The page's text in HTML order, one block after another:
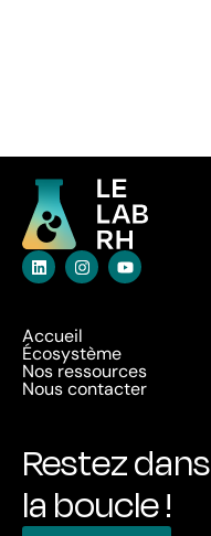
Accueil
Écosystème
Nos ressources
Nous contacter
Restez dans
la boucle !